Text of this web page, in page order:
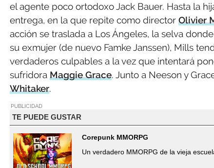
el agente poco ortodoxo Jack Bauer. Hasta la
entrega, en la que repite como director Olivier
acción se traslada a Los Ángeles, la selva
su exmujer (de nuevo Famke Janssen), Mills
verdaderos culpables a la vez que intentará
sufridora Maggie Grace. Junto a Neeson y
Whitaker.
PUBLICIDAD
TE PUEDE GUSTAR
Corepunk MMORPG
Un verdadero MMORPG de la vieja